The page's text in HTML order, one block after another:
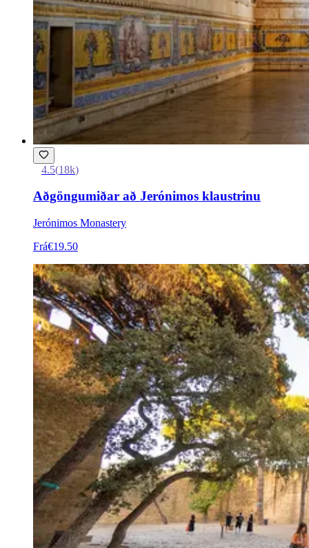
4.5(18k)
Aðgöngumiðar að Jerónimos klaustrinu
Jerónimos Monastery
Frá€19.50